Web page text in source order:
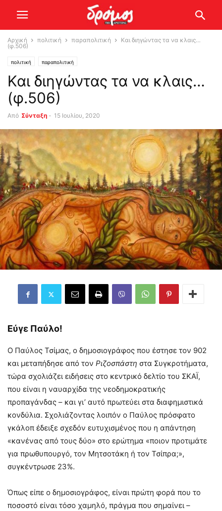
Αρχική πολιτική παραπολιτική
Και διηγώντας τα να κλαις…
(φ.506)
πολιτική παραπολιτική
Και διηγώντας τα να κλαις…
(φ.506)
Από Σύνταξη - 15 Ιουλίου, 2020
Εύγε Παύλο!
Ο Παύλος Τσίμας, ο δημοσιογράφος που έστησε τον 902
και μεταπήδησε από τον Ριζοσπάστη στα Συγκροτήματα,
τώρα σχολιάζει ειδήσεις στο κεντρικό δελτίο του ΣΚΑΪ,
που είναι η ναυαρχίδα της νεοδημοκρατικής
προπαγάνδας – και γι’ αυτό πρωτεύει στα διαφημιστικά
κονδύλια. Σχολιάζοντας λοιπόν ο Παύλος πρόσφατο
γκάλοπ έδειξε σχεδόν ευτυχισμένος που η απάντηση
«κανένας από τους δύο» στο ερώτημα «ποιον προτιμάτε
για πρωθυπουργό, τον Μητσοτάκη ή τον Τσίπρα;»,
συγκέντρωσε 23%.
Όπως είπε ο δημοσιογράφος, είναι πρώτη φορά που το
ποσοστό είναι τόσο χαμηλό, πράγμα που σημαίνει –